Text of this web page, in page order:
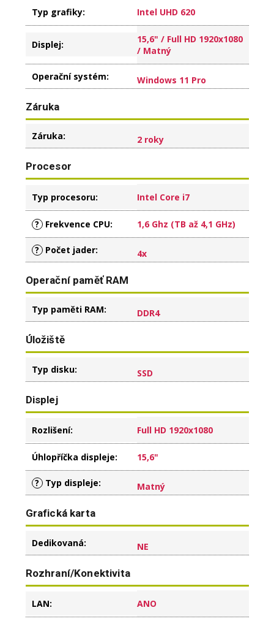
Typ grafiky: Intel UHD 620
Displej:
15,6" / Full HD 1920x1080
/ Matný
Operační systém: Windows 11 Pro
Záruka
Záruka: 2 roky
Procesor
Typ procesoru: Intel Core i7
? Frekvence CPU: 1,6 Ghz (TB až 4,1 GHz)
? Počet jader: 4x
Operační paměť RAM
Typ paměti RAM: DDR4
Úložiště
Typ disku: SSD
Displej
Rozlišení: Full HD 1920x1080
Úhlopříčka displeje: 15,6"
? Typ displeje: Matný
Grafická karta
Dedikovaná: NE
Rozhraní/Konektivita
LAN: ANO